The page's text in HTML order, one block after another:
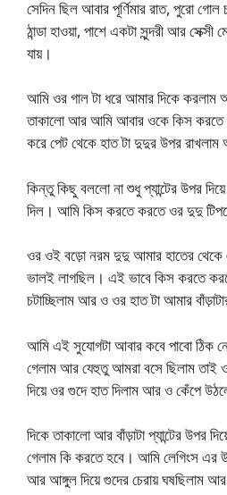
সেদিন ছিল আবার পূর্ণিমার রাত, পুরো গোল
ঠান্ডা হাওয়া, পাশে একটা সুন্দরী আর
যায়।
আমি ওর গাল টা ধরে আমার দিকে করলাম
তাকালো আর আমি আবার ওকে কিস
করে পেট থেকে হাত টা দুদুর উপর
কিন্তু কিছু বললো না শুধু প্যান্টের উপর
দিল। আমি কিস করতে করতে ওর দুদু
ওর ওই বড়ো নরম দুদু আমার হাতের
ভালই লাগছিল। এই ভাবে কিস করতে
চটাচ্ছিলাম আর ও ওর হাত টা আমার
আমি এই সুযোগটা আবার কবে পাবো ঠিক
গেলাম আর যেহুতু আমরা বসে ছিলাম তাই
দিয়ে ওর গুদে হাত দিলাম আর ও কেঁপে
দিকে তাকালো আর বাঁড়াটা প্যান্টের উপর
গেলাম কি করতে হবে। আমি লেগিংস এর
আর আঙ্গুল দিয়ে গুদের চেরায় ঘষছিলাম